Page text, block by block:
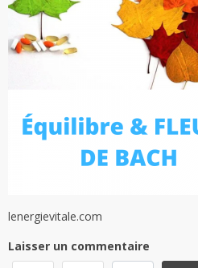
lenergievitale.com
Laisser un commentaire